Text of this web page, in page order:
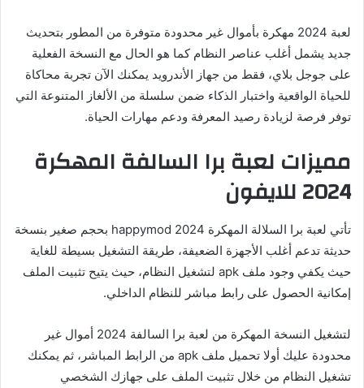
لعبة 2024 مهكرة بأموال غير محدودة متوفرة من المطور بتحديث
جديد يشمل أغلب عناصر النظام كما هو الحال مع النسخة الفعلية
على جوجل بلاي، فقط من جهاز الأندرويد يمكنك الآن تجربة محاكاة
للحياة الواقعية واختبار الذكاء ضمن سلسلة من الألغاز المتنوعة التي
توفر فرصة لزيادة رصيد المعرفة ودعم مهارات الحياة.
مميزات لعبة برا السالفة المهكرة
2024 للايفون
تأتي لعبة برا السلالة المهكرة 2024 happymod بحجم صغير بنسخة
حديثة تدعم أغلب الأجهزة الضعيفة، طريقة التشغيل بسيطة للغاية
حيث يكفي وجود ملف apk لتشغيل النظام، حيث يتيح تثبيت الملف
إمكانية الحصول على رابط مباشر للنظام الداخلي.
لتشغيل النسخة المهكرة من لعبة برا السالفة 2024 أموال غير
محدودة عليك أولا تحميل ملف apk من الرابط المباشر، ثم يمكنك
تشغيل النظام من خلال تثبيت الملف على جهازك الشخصي